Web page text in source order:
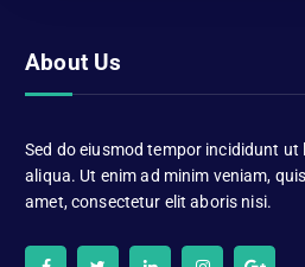
About Us
Sed do eiusmod tempor incididunt ut
aliqua. Ut enim ad minim veniam,
amet, consectetur elit aboris nisi.